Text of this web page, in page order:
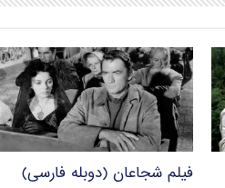
فیلم شجاعان (دوبله فارسی)